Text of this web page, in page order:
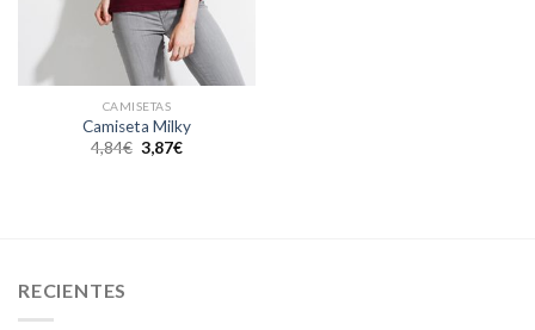
CAMISETAS
Camiseta Milky
4,84€ 3,87€
RECIENTES